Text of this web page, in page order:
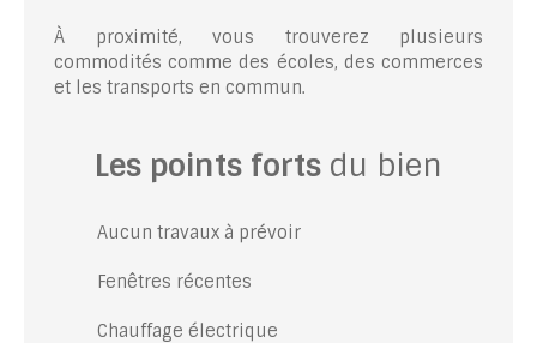
À proximité, vous trouverez plusieurs
commodités comme des écoles, des commerces
et les transports en commun.
Les points forts du bien
Aucun travaux à prévoir
Fenêtres récentes
Chauffage électrique